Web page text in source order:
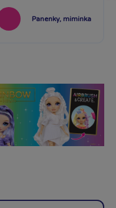
Panenky, miminka